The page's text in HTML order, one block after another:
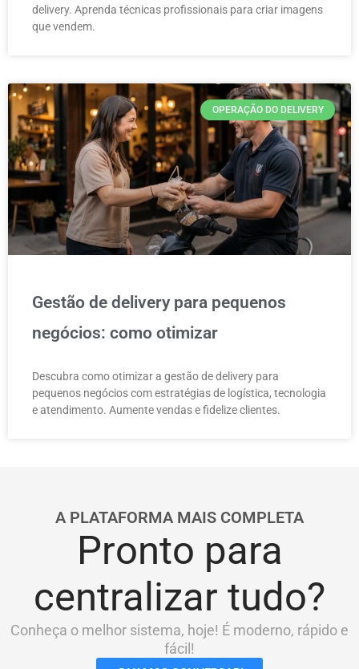
delivery. Aprenda técnicas profissionais para criar imagens
que vendem.
OPERAÇÃO DO DELIVERY
Gestão de delivery para pequenos
negócios: como otimizar
Descubra como otimizar a gestão de delivery para
pequenos negócios com estratégias de logística, tecnologia
e atendimento. Aumente vendas e fidelize clientes.
A PLATAFORMA MAIS COMPLETA
Pronto para
centralizar tudo?
Conheça o melhor sistema, hoje! É moderno, rápido e
fácil!